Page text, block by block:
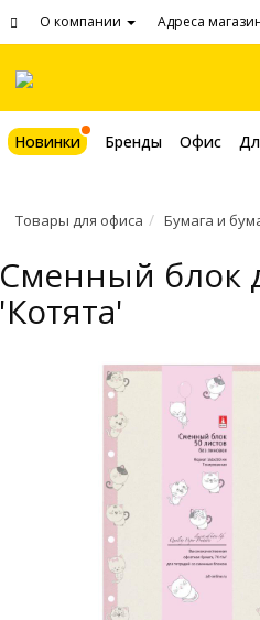
О компании Адреса
Новинки Бренды Офис
Товары для офиса Бумага и
Сменный блок
'Котята'